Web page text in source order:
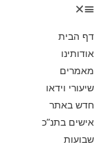
דף הבית
אודותינו
מאמרים
שיעורי וידאו
חדש באתר
אישים בתנ”כ
שבועות